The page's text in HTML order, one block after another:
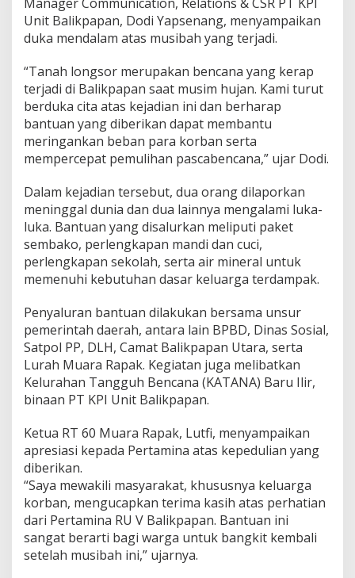
Unit Balikpapan, Dodi Yapsenang, menyampaikan
duka mendalam atas musibah yang terjadi.
“Tanah longsor merupakan bencana yang kerap
terjadi di Balikpapan saat musim hujan. Kami turut
berduka cita atas kejadian ini dan berharap
bantuan yang diberikan dapat membantu
meringankan beban para korban serta
mempercepat pemulihan pascabencana,” ujar Dodi.
Dalam kejadian tersebut, dua orang dilaporkan
meninggal dunia dan dua lainnya mengalami luka-
luka. Bantuan yang disalurkan meliputi paket
sembako, perlengkapan mandi dan cuci,
perlengkapan sekolah, serta air mineral untuk
memenuhi kebutuhan dasar keluarga terdampak.
Penyaluran bantuan dilakukan bersama unsur
pemerintah daerah, antara lain BPBD, Dinas Sosial,
Satpol PP, DLH, Camat Balikpapan Utara, serta
Lurah Muara Rapak. Kegiatan juga melibatkan
Kelurahan Tangguh Bencana (KATANA) Baru Ilir,
binaan PT KPI Unit Balikpapan.
Ketua RT 60 Muara Rapak, Lutfi, menyampaikan
apresiasi kepada Pertamina atas kepedulian yang
diberikan.
“Saya mewakili masyarakat, khususnya keluarga
korban, mengucapkan terima kasih atas perhatian
dari Pertamina RU V Balikpapan. Bantuan ini
sangat berarti bagi warga untuk bangkit kembali
setelah musibah ini,” ujarnya.